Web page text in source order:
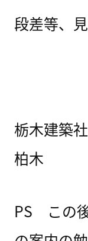
段差等、
栃木建築
柏木
PS この